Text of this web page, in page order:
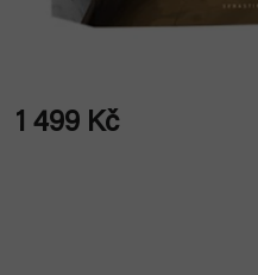
1 499 Kč